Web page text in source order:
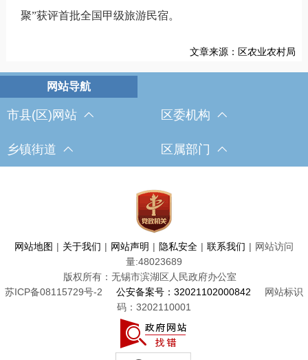
聚”获评首批全国甲级旅游民宿。
文章来源：区农业农村局
市县(区)网站 区委机构
乡镇街道 区属部门
网站地图 | 关于我们 | 网站声明 | 隐私安全 | 联系我们 | 网站访问
量:48023689
版权所有：无锡市滨湖区人民政府办公室
苏ICP备08115729号-2
公安备案号：32021102000842
网站标识
码：3202110001